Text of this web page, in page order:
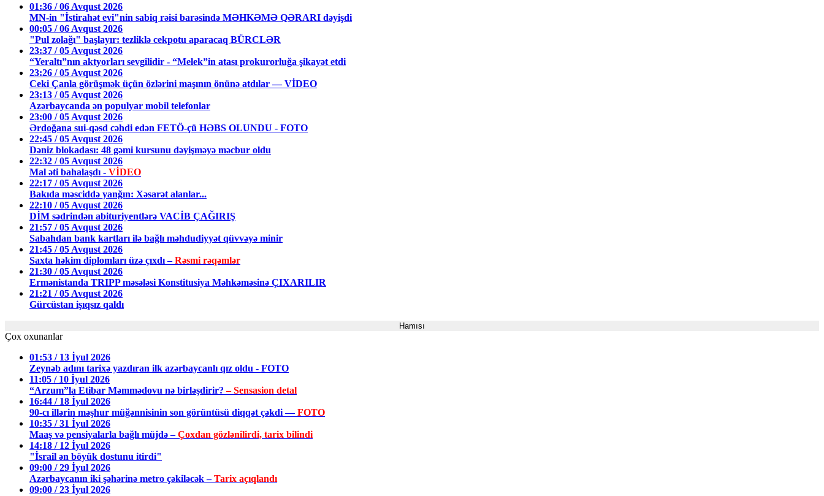
01:36 / 06 Avqust 2026
MN-in "İstirahət evi"nin sabiq rəisi barəsində MƏHKƏMƏ QƏRARI dəyişdi
00:05 / 06 Avqust 2026
"Pul zolağı" başlayır: tezliklə cekpotu aparacaq BÜRCLƏR
23:37 / 05 Avqust 2026
“Yeraltı”nın aktyorları sevgilidir - “Melek”in atası prokurorluğa şikayət etdi
23:26 / 05 Avqust 2026
Ceki Çanla görüşmək üçün özlərini maşının önünə atdılar — VİDEO
23:13 / 05 Avqust 2026
Azərbaycanda ən populyar mobil telefonlar
23:00 / 05 Avqust 2026
Ərdoğana sui-qəsd cəhdi edən FETÖ-çü HƏBS OLUNDU - FOTO
22:45 / 05 Avqust 2026
Dəniz blokadası: 48 gəmi kursunu dəyişməyə məcbur oldu
22:32 / 05 Avqust 2026
Mal əti bahalaşdı - VİDEO
22:17 / 05 Avqust 2026
Bakıda məsciddə yanğın: Xəsarət alanlar...
22:10 / 05 Avqust 2026
DİM sədrindən abituriyentlərə VACİB ÇAĞIRIŞ
21:57 / 05 Avqust 2026
Sabahdan bank kartları ilə bağlı məhdudiyyət qüvvəyə minir
21:45 / 05 Avqust 2026
Saxta həkim diplomları üzə çıxdı –Rəsmi rəqəmlər
21:30 / 05 Avqust 2026
Ermənistanda TRIPP məsələsi Konstitusiya Məhkəməsinə ÇIXARILIR
21:21 / 05 Avqust 2026
Gürcüstan işıqsız qaldı
Hamısı
Çox oxunanlar
01:53 / 13 İyul 2026
Zeynəb adını tarixə yazdıran ilk azərbaycanlı qız oldu - FOTO
11:05 / 10 İyul 2026
“Arzum”la Etibar Məmmədovu nə birləşdirir?– Sensasion detal
16:44 / 18 İyul 2026
90-cı illərin məşhur müğənnisinin son görüntüsü diqqət çəkdi —FOTO
10:35 / 31 İyul 2026
Maaş və pensiyalarla bağlı müjdə –Çoxdan gözlənilirdi, tarix bilindi
14:18 / 12 İyul 2026
"İsrail ən böyük dostunu itirdi"
09:00 / 29 İyul 2026
Azərbaycanın iki şəhərinə metro çəkiləcək –Tarix açıqlandı
09:00 / 23 İyul 2026